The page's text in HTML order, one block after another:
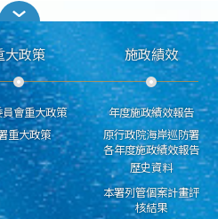
大政策
員會重大政策
重大政策
施政績效
年度施政績效報告
原行政院海岸巡防署
各年度施政績效報告
歷史資料
本署列管個案計畫評
核結果